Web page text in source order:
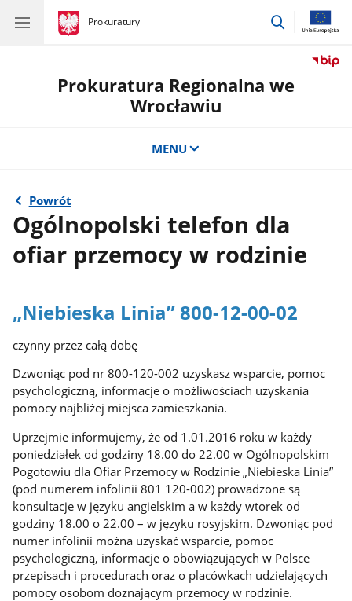
gov.pl
Prokuratury
gov.pl
Prokuratury
przejdź
Prokuratura Regionalna we
Wrocławiu
MENU
Powrót
Ogólnopolski telefon dla
ofiar przemocy w rodzinie
„Niebieska Linia” 800-12-00-02
czynny przez całą dobę
Dzwoniąc pod nr 800-120-002 uzyskasz wsparcie, pomoc
psychologiczną, informacje o możliwościach uzyskania
pomocy najbliżej miejsca zamieszkania.
Uprzejmie informujemy, że od 1.01.2016 roku w każdy
poniedziałek od godziny 18.00 do 22.00 w Ogólnopolskim
Pogotowiu dla Ofiar Przemocy w Rodzinie „Niebieska Linia”
(pod numerem infolinii 801 120-002) prowadzone są
konsultacje w języku angielskim a w każdy wtorek od
godziny 18.00 o 22.00 – w języku rosyjskim. Dzwoniąc pod
numer infolinii można uzyskać wsparcie, pomoc
psychologiczną, informacje o obowiązujących w Polsce
przepisach i procedurach oraz o placówkach udzielających
pomocy osobom doznającym przemocy w rodzinie.